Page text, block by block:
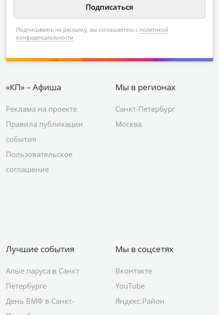
Подписываясь на рассылку, вы соглашаетесь с политикой
конфиденциальности
«КП» – Афиша
Реклама на проекте
Правила публикации
события
Пользовательское
соглашение
Мы в регионах
Санкт-Петербург
Москва
Лучшие события
Алые паруса в Санкт
Петербурге
День ВМФ в Санкт-
Мы в соцсетях
Вконтакте
YouTube
Яндекс.Район